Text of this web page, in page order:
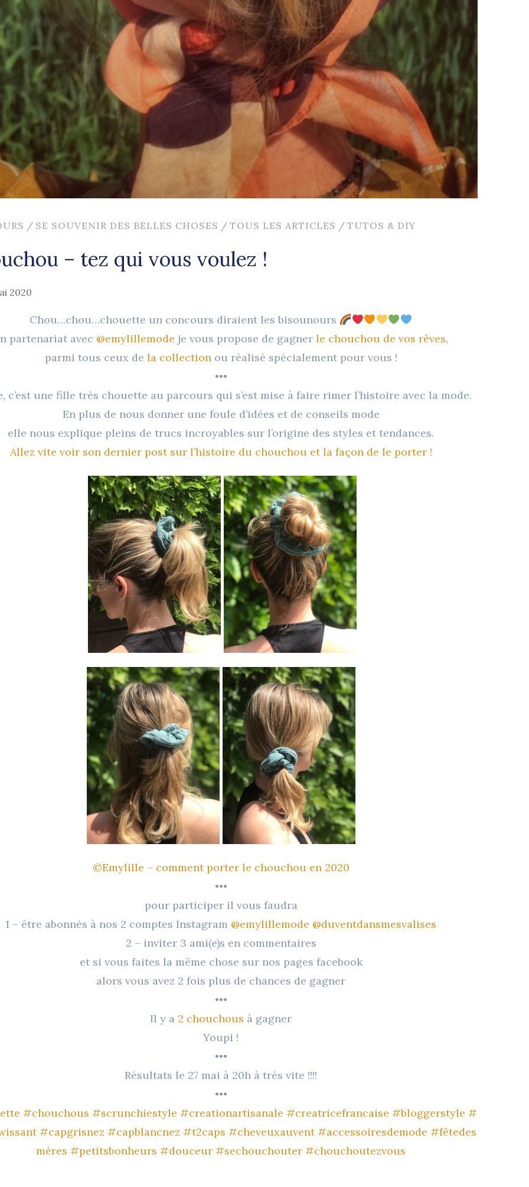
/ SE SOUVENIR DES BELLES CHOSES / TOUS LES ARTICLES / TUTOS & DIY
– tez qui vous voulez !
2020
Chou…chou…chouette un concours diraient les bisounours
partenariat avec @emylillemode je vous propose de gagner le chouchou de vos rêves,
parmi tous ceux de la collectionou réalisé spécialement pour vous !
•••
c’est une fille très chouette au parcours qui s’est mise à faire rimer l’histoire avec la mode.
En plus de nous donner une foule d’idées et de conseils mode
elle nous explique pleins de trucs incroyables sur l’origine des styles et tendances.
Allez vite voir son dernier post sur l’histoire du chouchou et la façon de le porter !
©Emylille – comment porter le chouchou en 2020
•••
pour participer il vous faudra
1 – être abonnés à nos 2 comptes Instagram @emylillemode @duventdansmesvalises
2 – inviter 3 ami(e)s en commentaires
et si vous faites la même chose sur nos pages facebook
alors vous avez 2 fois plus de chances de gagner
•••
Il y a 2 chouchous à gagner
Youpi !
•••
Résultats le 27 mai à 20h à très vite !!!!
•••
#chouchous #scrunchiestyle #creationartisanale #creatricefrancaise #bloggerstyle #
#capgrisnez #capblancnez #t2caps #cheveuxauvent #accessoiresdemode #fêtedes
mères #petitsbonheurs #douceur #sechouchouter #chouchoutezvous